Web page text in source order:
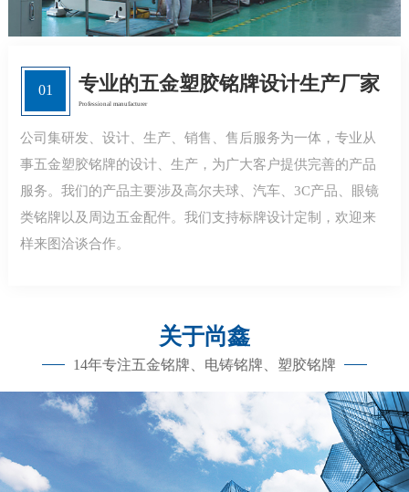
专业的五金塑胶铭牌设计生产厂家
Professional manufacturer
01
公司集研发、设计、生产、销售、售后服务为一体，专业从
事五金塑胶铭牌的设计、生产，为广大客户提供完善的产品
服务。我们的产品主要涉及高尔夫球、汽车、3C产品、眼镜
类铭牌以及周边五金配件。我们支持标牌设计定制，欢迎来
样来图洽谈合作。
关于尚鑫
14年专注五金铭牌、电铸铭牌、塑胶铭牌